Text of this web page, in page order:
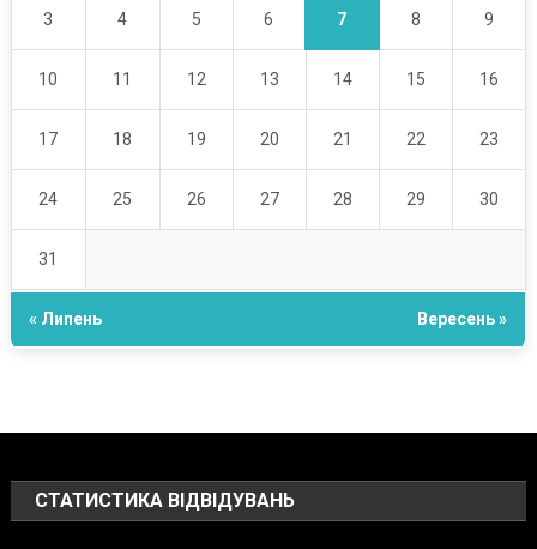
3 4 5 6 7 8 9
10 11 12 13 14 15 16
17 18 19 20 21 22 23
24 25 26 27 28 29 30
31
« Липень Вересень »
СТАТИСТИКА ВІДВІДУВАНЬ